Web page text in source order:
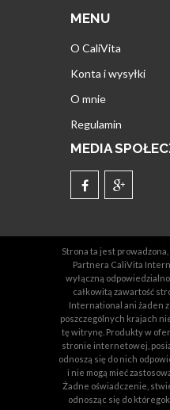
MENU
O CaliVita
Konta i wysyłki
O mnie
Regulamin
MEDIA
Strona ta jest
Partnera CaliVita
wyłączną
całkowitą zawartość
International ani żaden
poszczególnych krajach
tę witrynę. Produkty w
stronie internetowej,
odnoszą się do nich
i nie mogą mieć
Żadne oświadczenie,
odnosząc się do